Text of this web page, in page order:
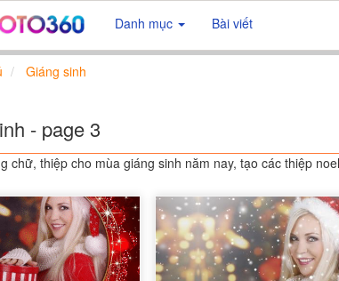
Danh mục Bài viết
Giáng sinh
- page 3
chữ, thiệp cho mùa giáng sinh năm nay, tạo các thiệp